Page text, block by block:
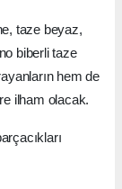
taze beyaz,
biberli taze
hem de
ilham olacak.